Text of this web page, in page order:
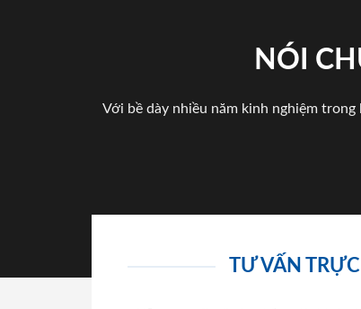
NÓI
Với bề dày nhiều năm kinh nghiệm
TƯ VẤN